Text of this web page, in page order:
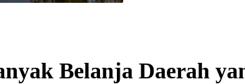
Belanja Daerah